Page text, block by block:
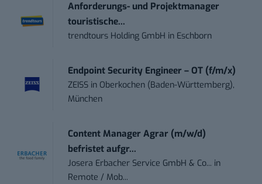
Anforderungs- und Projektmanager
touristische...
trendtours Holding GmbH in Eschborn
Endpoint Security Engineer – OT (f/m/x)
ZEISS in Oberkochen (Baden-Württemberg),
München
Content Manager Agrar (m/w/d)
befristet aufgr...
Josera Erbacher Service GmbH & Co... in
Remote / Mob...